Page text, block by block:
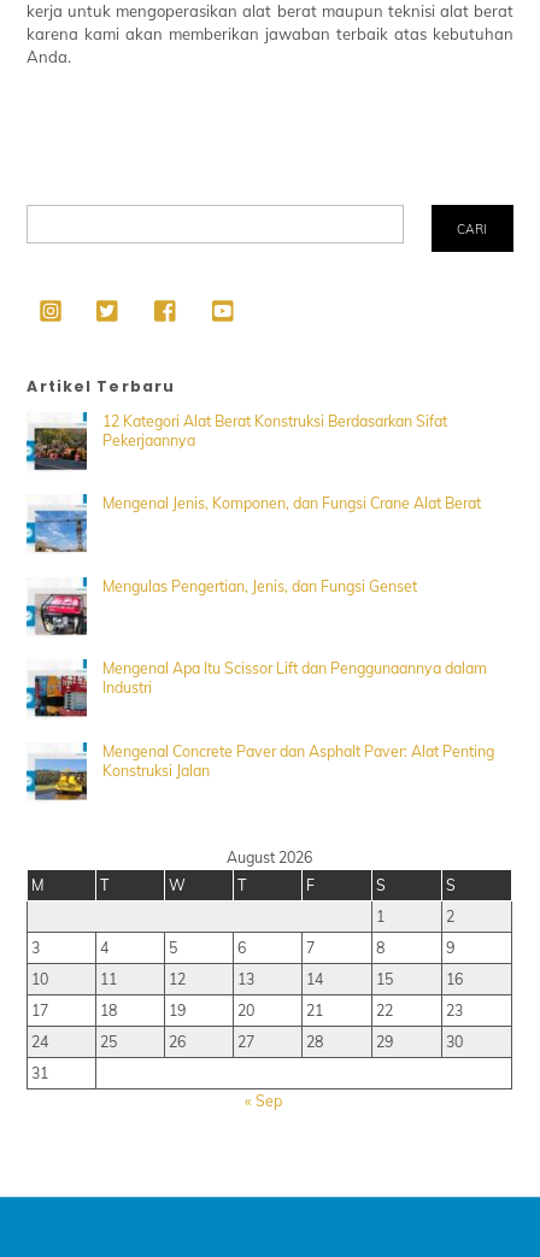
kerja untuk mengoperasikan alat berat maupun teknisi alat berat
karena kami akan memberikan jawaban terbaik atas kebutuhan
Anda.
CARI
Artikel Terbaru
12 Kategori Alat Berat Konstruksi Berdasarkan Sifat
Pekerjaannya
Mengenal Jenis, Komponen, dan Fungsi Crane Alat Berat
Mengulas Pengertian, Jenis, dan Fungsi Genset
Mengenal Apa Itu Scissor Lift dan Penggunaannya dalam
Industri
Mengenal Concrete Paver dan Asphalt Paver: Alat Penting
Konstruksi Jalan
August 2026
M
T W T F S
S
1
2
3
4 5 6 7 8
9
10
11 12 13 14 15
16
17
18 19 20 21 22
23
24
25 26 27 28 29
30
31
« Sep